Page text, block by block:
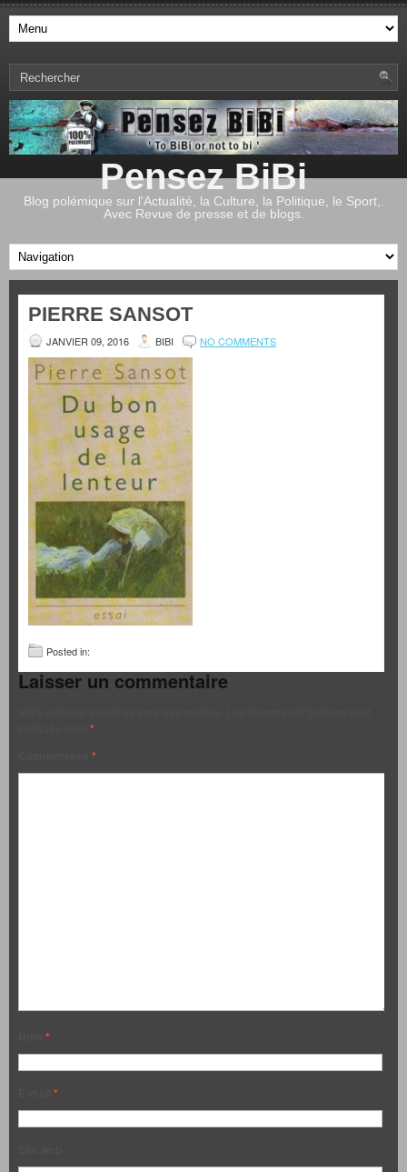
Pensez BiBi
Blog polémique sur l'Actualité, la Culture, la Politique, le Sport,.
Avec Revue de presse et de blogs.
PIERRE SANSOT
JANVIER 09, 2016 BIBI NO COMMENTS
Posted in:
Laisser un commentaire
*
*
*
*